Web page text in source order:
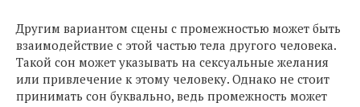
Другим вариантом сцены с промежностью может быть
взаимодействие с этой частью тела другого человека.
Такой сон может указывать на сексуальные желания
или привлечение к этому человеку. Однако не стоит
принимать сон буквально, ведь промежность может